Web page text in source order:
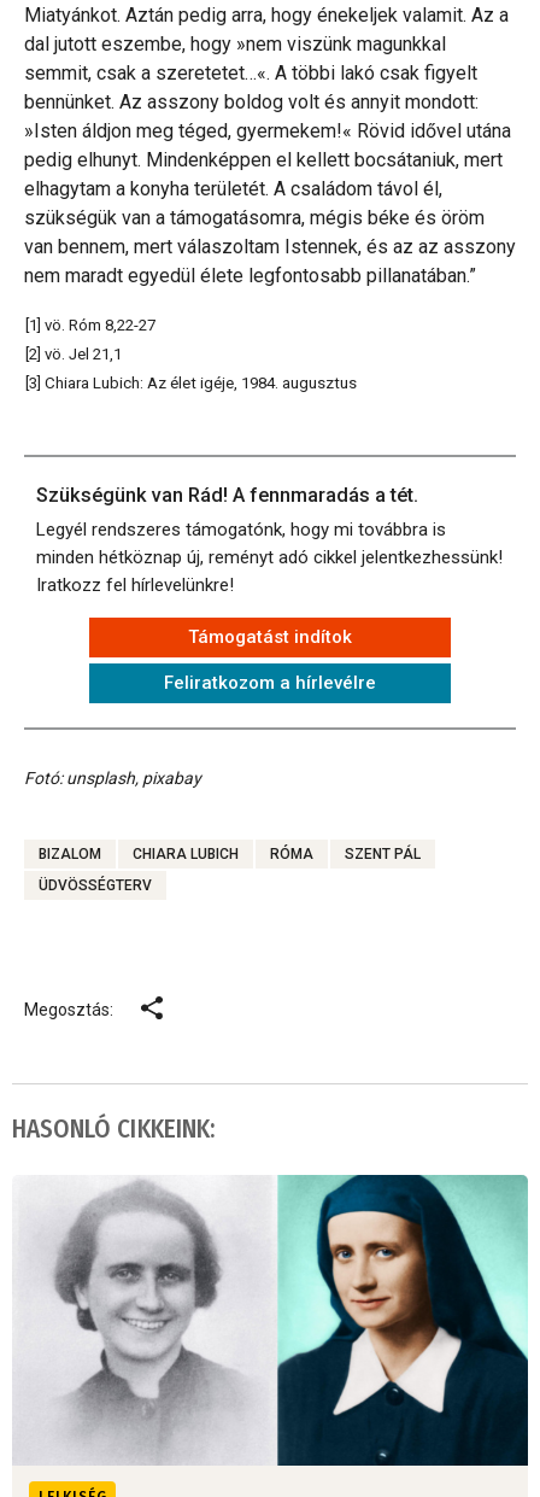
Miatyánkot. Aztán pedig arra, hogy énekeljek valamit. Az a
dal jutott eszembe, hogy »nem viszünk magunkkal
semmit, csak a szeretetet…«. A többi lakó csak figyelt
bennünket. Az asszony boldog volt és annyit mondott:
»Isten áldjon meg téged, gyermekem!« Rövid idővel utána
pedig elhunyt. Mindenképpen el kellett bocsátaniuk, mert
elhagytam a konyha területét. A családom távol él,
szükségük van a támogatásomra, mégis béke és öröm
van bennem, mert válaszoltam Istennek, és az az asszony
nem maradt egyedül élete legfontosabb pillanatában.”
[1] vö. Róm 8,22-27
[2] vö. Jel 21,1
[3] Chiara Lubich: Az élet igéje, 1984. augusztus
Szükségünk van Rád! A fennmaradás a tét.
Legyél rendszeres támogatónk, hogy mi továbbra is
minden hétköznap új, reményt adó cikkel jelentkezhessünk!
Iratkozz fel hírlevelünkre!
Támogatást indítok
Feliratkozom a hírlevélre
Fotó: unsplash, pixabay
BIZALOM CHIARA LUBICH RÓMA
SZENT PÁL
ÜDVÖSSÉGTERV
Megosztás:
HASONLÓ CIKKEINK: